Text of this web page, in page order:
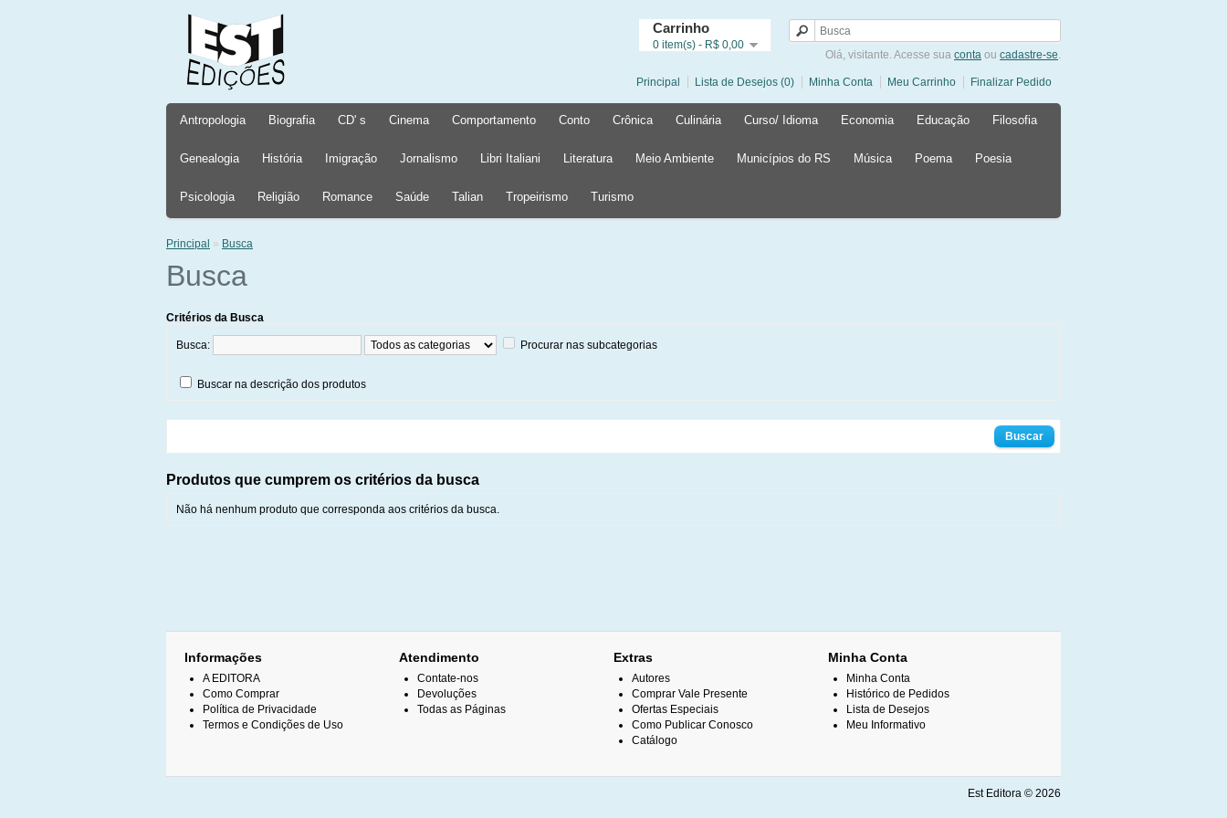
Carrinho
0 item(s) - R$ 0,00
Olá, visitante. Acesse sua conta ou cadastre-se.
Principal Lista de Desejos (0) Minha Conta Meu Carrinho Finalizar Pedido
Antropologia Biografia CD' s Cinema Comportamento Conto Crônica Culinária Curso/ Idioma Economia Educação Filosofia
Genealogia História Imigração Jornalismo Libri Italiani Literatura Meio Ambiente Municípios do RS Música Poema Poesia
Psicologia Religião Romance Saúde Talian Tropeirismo Turismo
Principal » Busca
Busca
Critérios da Busca
Busca: Procurar nas subcategorias
Buscar na descrição dos produtos
Produtos que cumprem os critérios da busca
Não há nenhum produto que corresponda aos critérios da busca.
Informações
A EDITORA
Como Comprar
Política de Privacidade
Termos e Condições de Uso
Atendimento
Contate-nos
Devoluções
Todas as Páginas
Extras
Autores
Comprar Vale Presente
Ofertas Especiais
Como Publicar Conosco
Catálogo
Minha Conta
Minha Conta
Histórico de Pedidos
Lista de Desejos
Meu Informativo
Est Editora © 2026